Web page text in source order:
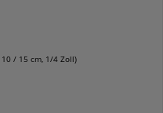
/ 15 cm, 1/4 Zoll)